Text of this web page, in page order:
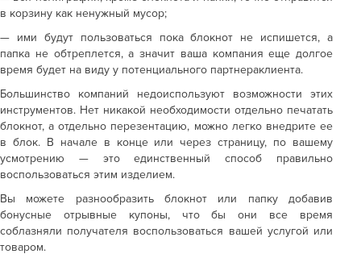
в корзину как ненужный мусор;
— ими будут пользоваться пока блокнот не испишется, а
папка не обтреплется, а значит ваша компания еще долгое
время будет на виду у потенциального партнераклиента.
Большинство компаний недоиспользуют возможности этих
инструментов. Нет никакой необходимости отдельно печатать
блокнот, а отдельно перезентацию, можно легко внедрите ее
в блок. В начале в конце или через страницу, по вашему
усмотрению — это единственный способ правильно
воспользоваться этим изделием.
Вы можете разнообразить блокнот или папку добавив
бонусные отрывные купоны, что бы они все время
соблазняли получателя воспользоваться вашей услугой или
товаром.